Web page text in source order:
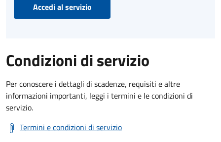
Accedi al servizio
Condizioni di servizio
Per conoscere i dettagli di scadenze, requisiti e altre
informazioni importanti, leggi i termini e le condizioni di
servizio.
Termini e condizioni di servizio